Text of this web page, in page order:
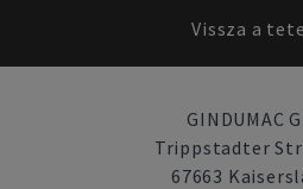
Vissza a
GINDUMAC
Trippstadter
67663